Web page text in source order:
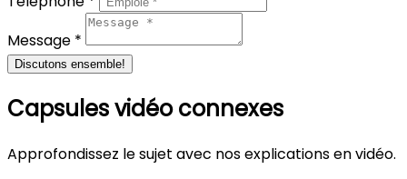
Message *
Discutons ensemble!
Capsules vidéo connexes
Approfondissez le sujet avec nos explications en vidéo.